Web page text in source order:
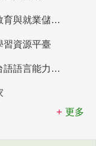
青年教育與就業儲蓄帳戶
習資源平臺
臺灣台語語言能力認證網站
更多